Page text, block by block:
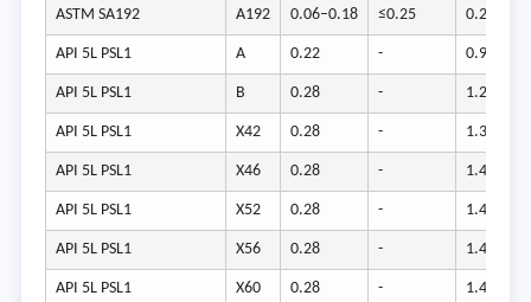
ASTM SA192 A192 0.06–0.18 ≤0.25
API 5L PSL1 A 0.22 - 0.9
API 5L PSL1 B 0.28 - 1.2
API 5L PSL1 X42 0.28 - 1.3
API 5L PSL1 X46 0.28 - 1.4
API 5L PSL1 X52 0.28 - 1.4
API 5L PSL1 X56 0.28 - 1.4
API 5L PSL1 X60 0.28 - 1.4